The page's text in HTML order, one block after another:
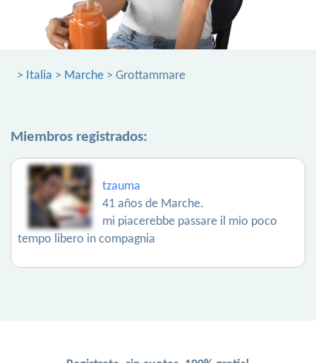
> Italia > Marche > Grottammare
Miembros registrados:
tzauma
41 años de Marche.
mi piacerebbe passare il mio poco
tempo libero in compagnia